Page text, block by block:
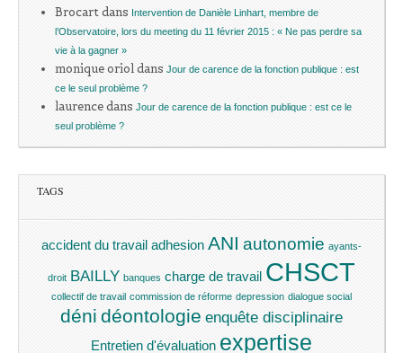
Brocartdans Intervention de Danièle Linhart, membre de
l’Observatoire, lors du meeting du 11 février 2015 : « Ne pas perdre sa
vie à la gagner »
monique orioldans Jour de carence de la fonction publique : est
ce le seul problème ?
laurencedans Jour de carence de la fonction publique : est ce le
seul problème ?
TAGS
accident du travail adhesion ANI autonomie ayants-
droit BAILLY banques charge de travail CHSCT
collectif de travail commission de réforme depression dialogue social
déni déontologie enquête disciplinaire
Entretien d'évaluation expertise